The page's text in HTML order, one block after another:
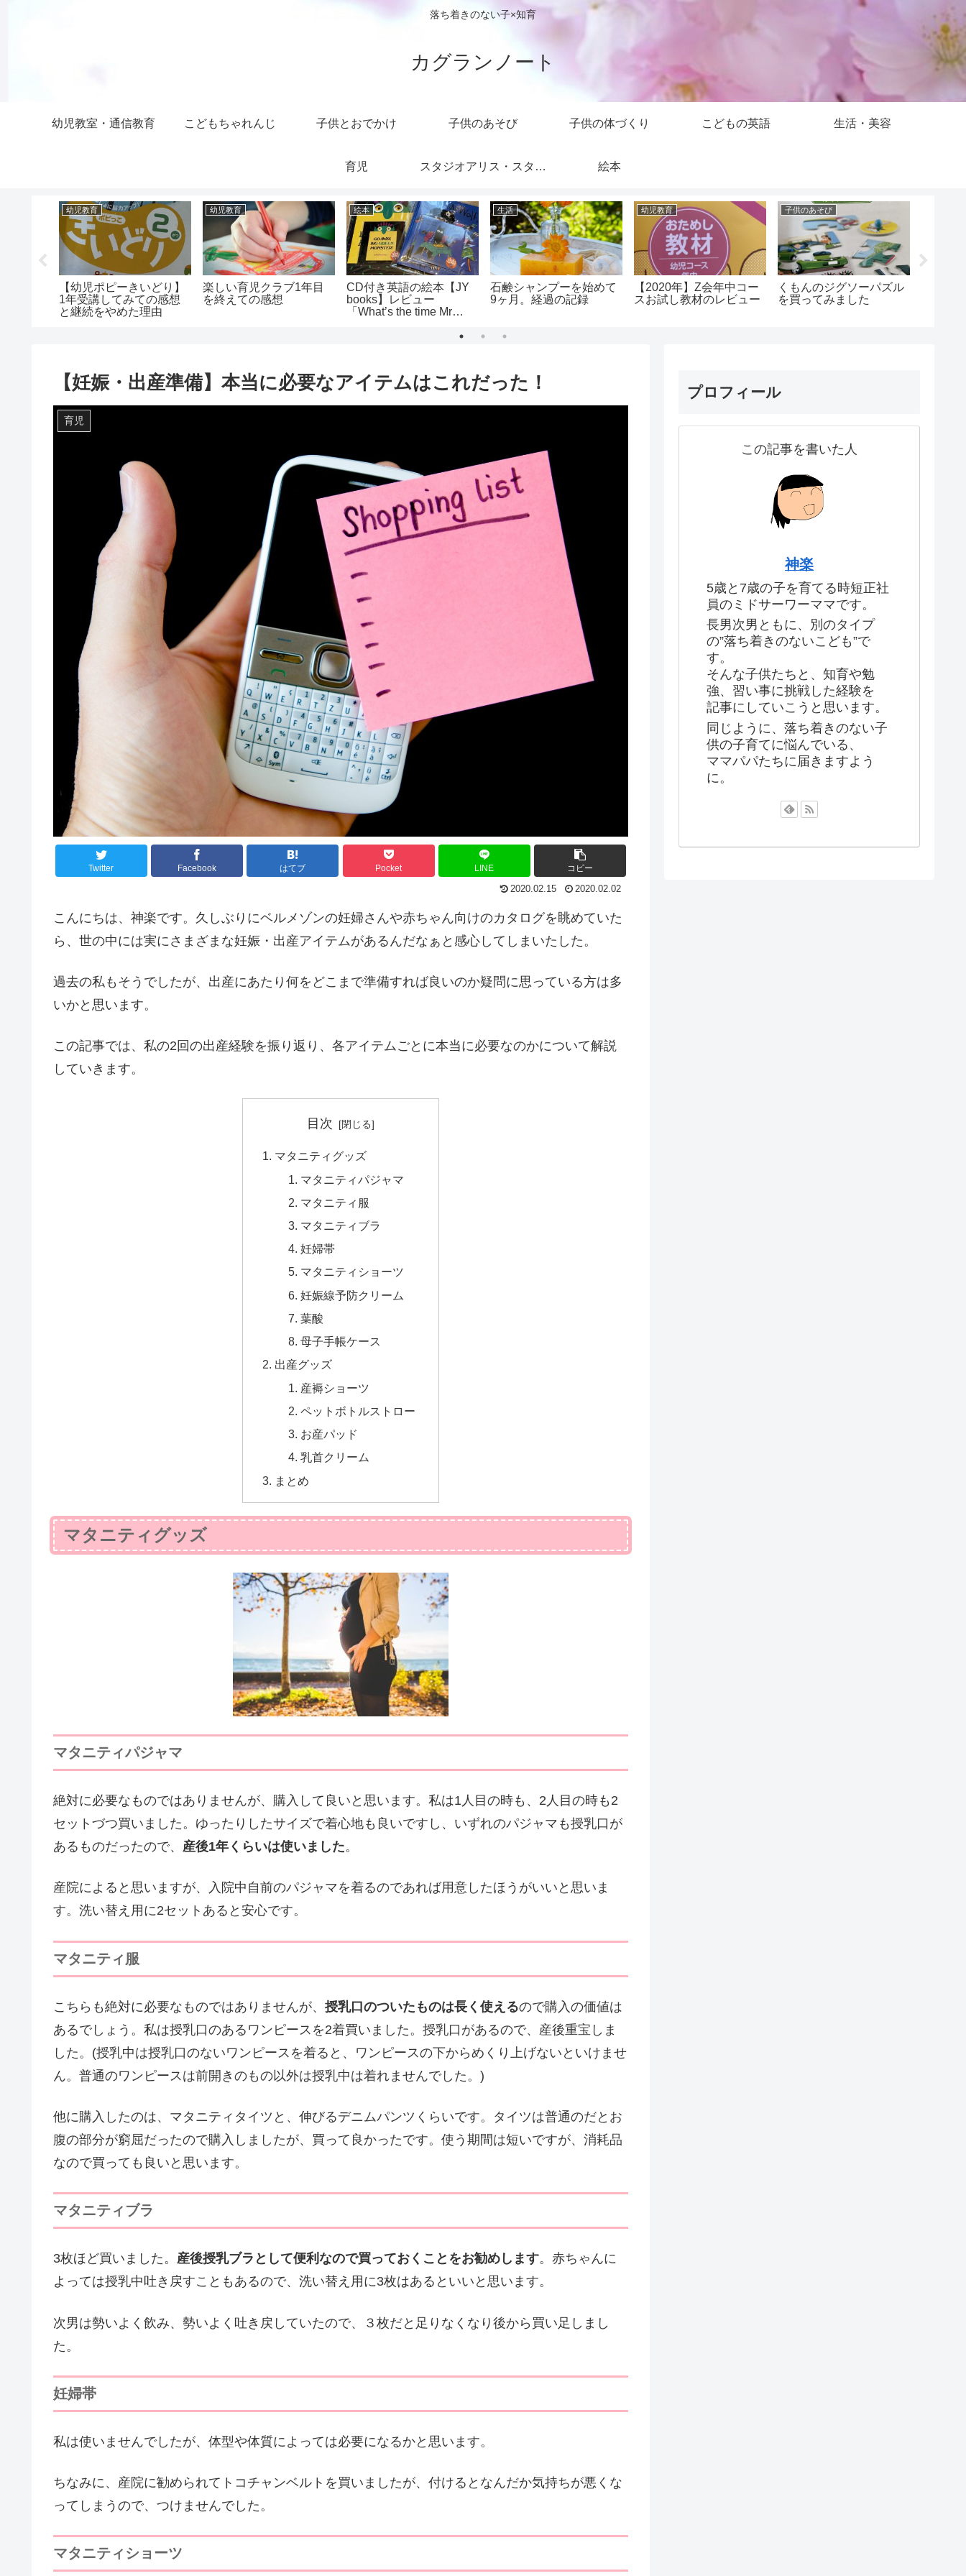
落ち着きのない子×知育
カグランノート
幼児教室・通信教育 こどもちゃれんじ 子供とおでかけ 子供のあそび 子供の体づくり こどもの英語 生活・美容
育児 スタジオアリス・スタジ
オマリオ
絵本
幼児教育
【幼児ポピーきいどり】
1年受講してみての感想
と継続をやめた理由
幼児教育
楽しい育児クラブ1年目
を終えての感想
絵本
CD付き英語の絵本【JY
books】レビュー
「What’s the time Mr
GREEN MONSTER!」
生活
石鹸シャンプーを始めて
9ヶ月。経過の記録
幼児教育
【2020年】Z会年中コー
スお試し教材のレビュー
子供のあそび
くもんのジグソーパズル
を買ってみました
【妊娠・出産準備】本当に必要なアイテムはこれだった！
育児
Twitter Facebook はてブ Pocket LINE コピー
2020.02.15 2020.02.02
こんにちは、神楽です。久しぶりにベルメゾンの妊婦さんや赤ちゃん向けのカタログを眺めていた
ら、世の中には実にさまざまな妊娠・出産アイテムがあるんだなぁと感心してしまいたした。
過去の私もそうでしたが、出産にあたり何をどこまで準備すれば良いのか疑問に思っている方は多
いかと思います。
この記事では、私の2回の出産経験を振り返り、各アイテムごとに本当に必要なのかについて解説
していきます。
目次
マタニティグッズ
マタニティパジャマ
マタニティ服
マタニティブラ
妊婦帯
マタニティショーツ
妊娠線予防クリーム
葉酸
母子手帳ケース
出産グッズ
産褥ショーツ
ペットボトルストロー
お産パッド
乳首クリーム
まとめ
マタニティグッズ
マタニティパジャマ
絶対に必要なものではありませんが、購入して良いと思います。私は1人目の時も、2人目の時も2
セットづつ買いました。ゆったりしたサイズで着心地も良いですし、いずれのパジャマも授乳口が
あるものだったので、 産後1年くらいは使いました。
産院によると思いますが、入院中自前のパジャマを着るのであれば用意したほうがいいと思いま
す。洗い替え用に2セットあると安心です。
マタニティ服
こちらも絶対に必要なものではありませんが、 授乳口のついたものは長く使えるので購入の価値は
あるでしょう。私は授乳口のあるワンピースを2着買いました。授乳口があるので、産後重宝しま
した。(授乳中は授乳口のないワンピースを着ると、ワンピースの下からめくり上げないといけませ
ん。普通のワンピースは前開きのもの以外は授乳中は着れませんでした。)
他に購入したのは、マタニティタイツと、伸びるデニムパンツくらいです。タイツは普通のだとお
腹の部分が窮屈だったので購入しましたが、買って良かったです。使う期間は短いですが、消耗品
なので買っても良いと思います。
マタニティブラ
3枚ほど買いました。 産後授乳ブラとして便利なので買っておくことをお勧めします。赤ちゃんに
よっては授乳中吐き戻すこともあるので、洗い替え用に3枚はあるといいと思います。
次男は勢いよく飲み、勢いよく吐き戻していたので、３枚だと足りなくなり後から買い足しまし
た。
妊婦帯
私は使いませんでしたが、体型や体質によっては必要になるかと思います。
ちなみに、産院に勧められてトコチャンベルトを買いましたが、付けるとなんだか気持ちが悪くな
ってしまうので、つけませんでした。
マタニティショーツ
プロフィール
この記事を書いた人
神楽
5歳と7歳の子を育てる時短正社
員のミドサーワーママです。
長男次男ともに、別のタイプ
の”落ち着きのないこども”で
す。
そんな子供たちと、知育や勉
強、習い事に挑戦した経験を
記事にしていこうと思います。
同じように、落ち着きのない子
供の子育てに悩んでいる、
ママパパたちに届きますよう
に。